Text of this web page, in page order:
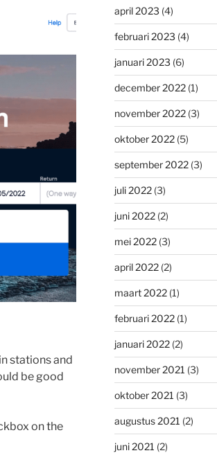
stations and
be good
on the
april 2023 (4)
februari 2023 (4)
januari 2023 (6)
december 2022(1)
november 2022(3)
oktober 2022(5)
september 2022(3)
juli 2022(3)
juni 2022(2)
mei 2022(3)
april 2022(2)
maart 2022(1)
februari 2022(1)
januari 2022(2)
november 2021 (3)
oktober 2021 (3)
augustus 2021 (2)
juni 2021 (2)